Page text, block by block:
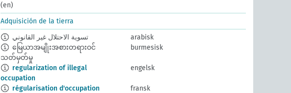
(en)
Adquisición de la tierra
تسوية الاحتلال غير القانوني
arabisk
မြေယာအမျိုးအစားတရားဝင်
သတ်မှတ်မှု
burmesisk
regularization of illegal
occupation
engelsk
régularisation d'occupation
fransk